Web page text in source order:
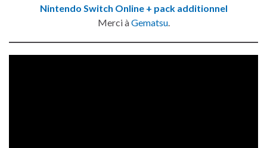
Nintendo Switch Online + pack additionnel
Merci àGematsu.